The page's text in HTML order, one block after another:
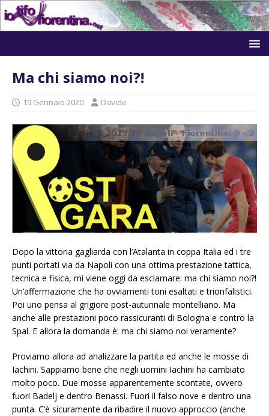
Ma chi siamo noi?!
19 Gennaio 2020 Davide
Dopo la vittoria gagliarda con l’Atalanta in coppa Italia ed i tre
punti portati via da Napoli con una ottima prestazione tattica,
tecnica e fisica, mi viene oggi da esclamare: ma chi siamo noi?!
Un’affermazione che ha ovviamenti toni esaltati e trionfalistici.
Poi uno pensa al grigiore post-autunnale montelliano. Ma
anche alle prestazioni poco rassicuranti di Bologna e contro la
Spal. E allora la domanda è: ma chi siamo noi veramente?
Proviamo allora ad analizzare la partita ed anche le mosse di
Iachini. Sappiamo bene che negli uomini Iachini ha cambiato
molto poco. Due mosse apparentemente scontate, ovvero
fuori Badelj e dentro Benassi. Fuori il falso nove e dentro una
punta. C’è sicuramente da ribadire il nuovo approccio (anche